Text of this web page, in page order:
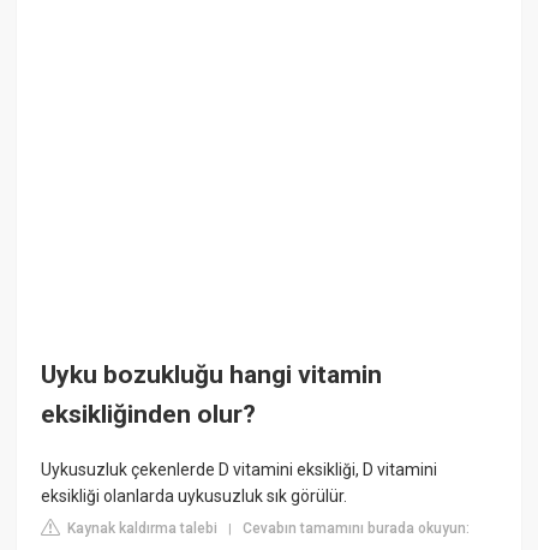
Uyku bozukluğu hangi vitamin
eksikliğinden olur?
Uykusuzluk çekenlerde D vitamini eksikliği, D vitamini
eksikliği olanlarda uykusuzluk sık görülür.
Kaynak kaldırma talebi |Cevabın tamamını burada okuyun: